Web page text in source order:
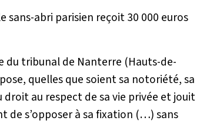
sans-abri parisien reçoit 30 000 euros
du tribunal de Nanterre (Hauts-de-
quelles que soient sa notoriété, sa
au respect de sa vie privée et jouit
de s’opposer à sa fixation (…) sans